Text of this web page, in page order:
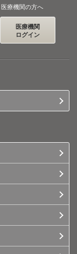
医療機関の方へ
医療機関
ログイン